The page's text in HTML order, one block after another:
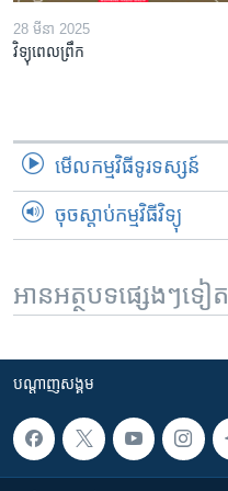
28 មីនា 2025
វិទ្យុពេលព្រឹក
មើល​កម្មវិធី​ទូរទស្សន៍
ចុចស្តាប់កម្មវិធីវិទ្យុ
អានអត្ថបទផ្សេងៗទៀត
បណ្តាញ​សង្គម